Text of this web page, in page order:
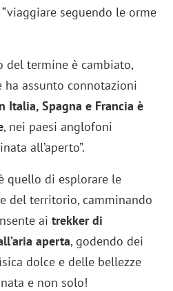
seguendo le orme
del termine è cambiato,
assunto connotazioni
Italia, Spagna e Francia è
, nei paesi anglofoni
all’aperto”.
quello di esplorare le
del territorio, camminando
aitrekker di
aperta, godendo dei
dolce e delle bellezze
e non solo!